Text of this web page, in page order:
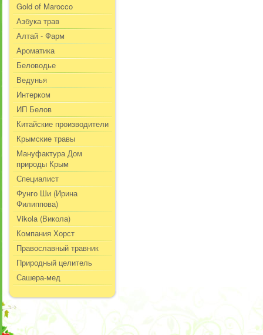
Gold of Marocco
Азбука трав
Алтай - Фарм
Ароматика
Беловодье
Ведунья
Интерком
ИП Белов
Китайские производители
Крымские травы
Мануфактура Дом
природы Крым
Специалист
Фунго Ши (Ирина
Филиппова)
Vikola (Викола)
Компания Хорст
Православный травник
Природный целитель
Сашера-мед